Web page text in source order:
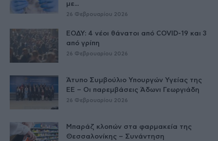
με...
26 Φεβρουαρίου 2026
ΕΟΔΥ: 4 νέοι θάνατοι από COVID-19 και 3
από γρίπη
26 Φεβρουαρίου 2026
Άτυπο Συμβούλιο Υπουργών Υγείας της
ΕE – Οι παρεμβάσεις Άδωνι Γεωργιάδη
26 Φεβρουαρίου 2026
Μπαράζ κλοπών στα φαρμακεία της
Θεσσαλονίκης – Συνάντηση